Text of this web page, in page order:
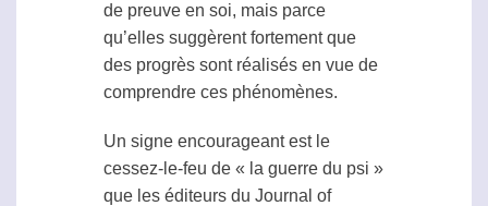
de preuve en soi, mais parce
qu’elles suggèrent fortement que
des progrès sont réalisés en vue de
comprendre ces phénomènes.
Un signe encourageant est le
cessez-le-feu de « la guerre du psi »
que les éditeurs du Journal of